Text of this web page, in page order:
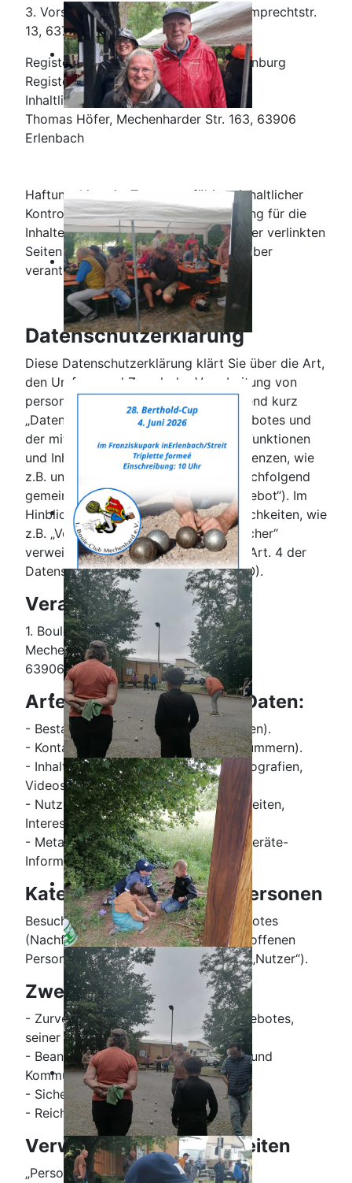
3. Vorsitzender: Moritz Unkelbach, Lamprechtstr.
13, 63739 Aschaffenburg
Registergericht: Amtsgericht Aschaffenburg
Registernummer: VR 20736
Inhaltlich Verantwortlicher:
Thomas Höfer, Mechenharder Str. 163, 63906
Erlenbach
Haftungshinweis: Trotz sorgfältiger inhaltlicher
Kontrolle übernehmen wir keine Haftung für die
Inhalte externer Links. Für den Inhalt der verlinkten
Seiten sind ausschließlich deren Betreiber
verantwortlich.
Datenschutzerklärung
Diese Datenschutzerklärung klärt Sie über die Art,
den Umfang und Zweck der Verarbeitung von
personenbezogenen Daten (nachfolgend kurz
„Daten“) innerhalb unseres Onlineangebotes und
der mit ihm verbundenen Webseiten, Funktionen
und Inhalte sowie externen Onlinepräsenzen, wie
z.B. unser Social Media Profile auf (nachfolgend
gemeinsam bezeichnet als „Onlineangebot“). Im
Hinblick auf die verwendeten Begrifflichkeiten, wie
z.B. „Verarbeitung“ oder „Verantwortlicher“
verweisen wir auf die Definitionen im Art. 4 der
Datenschutzgrundverordnung (DSGVO).
Verantwortlicher
1. Boule Club Mechenhard e. V.
Mechenharder Str. 163
63906 Erlenbach
Arten der verarbeiteten Daten:
- Bestandsdaten (z.B., Namen, Adressen).
- Kontaktdaten (z.B., E-Mail, Telefonnummern).
- Inhaltsdaten (z.B., Texteingaben, Fotografien,
Videos).
- Nutzungsdaten (z.B., besuchte Webseiten,
Interesse an Inhalten, Zugriffszeiten).
- Meta-/Kommunikationsdaten (z.B., Geräte-
Informationen, IP-Adressen).
Kategorien betroffener Personen
Besucher und Nutzer des Onlineangebotes
(Nachfolgend bezeichnen wir die betroffenen
Personen zusammenfassend auch als „Nutzer“).
Zweck der Verarbeitung
- Zurverfügungstellung des Onlineangebotes,
seiner Funktionen und Inhalte.
- Beantwortung von Kontaktanfragen und
Kommunikation mit Nutzern.
- Sicherheitsmaßnahmen.
- Reichweitenmessung/Marketing
Verwendete Begrifflichkeiten
„Personenbezogene Daten“ sind alle